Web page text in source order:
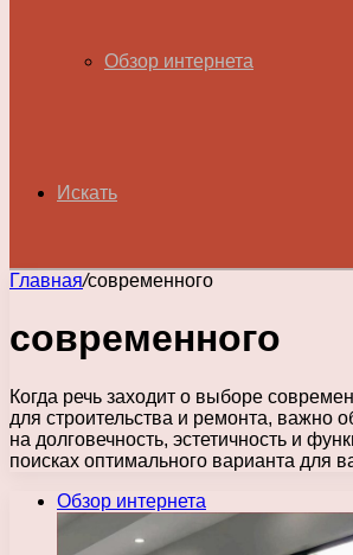
Обзор интернета
Искать
Главная/современного
современного
Когда речь заходит о выборе
для строительства и ремонта, важно
на долговечность, эстетичность и
поисках оптимального варианта для
Обзор интернета